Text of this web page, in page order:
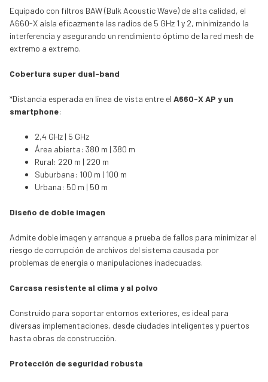
Equipado con filtros BAW (Bulk Acoustic Wave) de alta calidad, el
A660-X aísla eficazmente las radios de 5 GHz 1 y 2, minimizando la
interferencia y asegurando un rendimiento óptimo de la red mesh de
extremo a extremo.
Cobertura super dual-band
*Distancia esperada en línea de vista entre el A660-X AP y un
smartphone:
2,4 GHz | 5 GHz
Área abierta: 380 m | 380 m
Rural: 220 m | 220 m
Suburbana: 100 m | 100 m
Urbana: 50 m | 50 m
Diseño de doble imagen
Admite doble imagen y arranque a prueba de fallos para minimizar el
riesgo de corrupción de archivos del sistema causada por
problemas de energía o manipulaciones inadecuadas.
Carcasa resistente al clima y al polvo
Construido para soportar entornos exteriores, es ideal para
diversas implementaciones, desde ciudades inteligentes y puertos
hasta obras de construcción.
Protección de seguridad robusta